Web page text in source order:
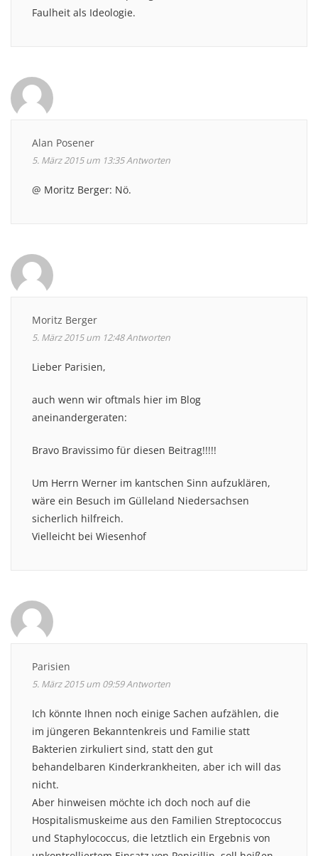
Faulheit als Ideologie.
Alan Posener
5. März 2015 um 13:35Antworten
@ Moritz Berger: Nö.
Moritz Berger
5. März 2015 um 12:48Antworten
Lieber Parisien,
auch wenn wir oftmals hier im Blog
aneinandergeraten:
Bravo Bravissimo für diesen Beitrag!!!!!
Um Herrn Werner im kantschen Sinn aufzuklären,
wäre ein Besuch im Gülleland Niedersachsen
sicherlich hilfreich.
Vielleicht bei Wiesenhof
Parisien
5. März 2015 um 09:59Antworten
Ich könnte Ihnen noch einige Sachen aufzählen, die
im jüngeren Bekanntenkreis und Familie statt
Bakterien zirkuliert sind, statt den gut
behandelbaren Kinderkrankheiten, aber ich will das
nicht.
Aber hinweisen möchte ich doch noch auf die
Hospitalismuskeime aus den Familien Streptococcus
und Staphylococcus, die letztlich ein Ergebnis von